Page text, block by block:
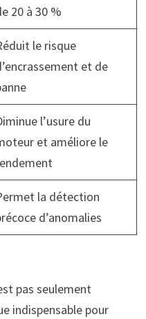
20 à 30 %
le risque
et de
l’usure du
et améliore le
la détection
d’anomalies
pas seulement
indispensable pour